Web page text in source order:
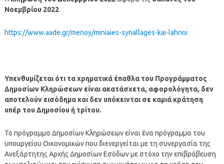
Νοεμβρίου 2022
https://www.aade.gr/menoy/miniaies-synallages-kai-lahnoi
Υπενθυμίζεται ότι τα χρηματικά έπαθλα του Προγράμματος
Δημοσίων Κληρώσεων είναι ακατάσχετα, αφορολόγητα, δεν
αποτελούν εισόδημα και δεν υπόκεινται σε καμιά κράτηση
υπέρ του Δημοσίου ή τρίτου.
Το πρόγραμμα Δημοσίων Κληρώσεων είναι ένα πρόγραμμα του
υπουργείου Οικονομικών που διενεργείται με τη συνεργασία της
Ανεξάρτητης Αρχής Δημοσίων Εσόδων με στόχο την επιβράβευση